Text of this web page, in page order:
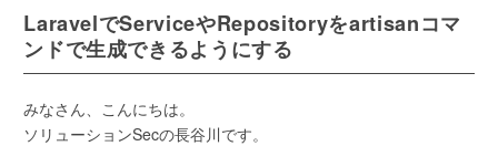
LaravelでServiceやRepositoryをartisanコマ
ンドで生成できるようにする
みなさん、こんにちは。
ソリューションSecの長谷川です。